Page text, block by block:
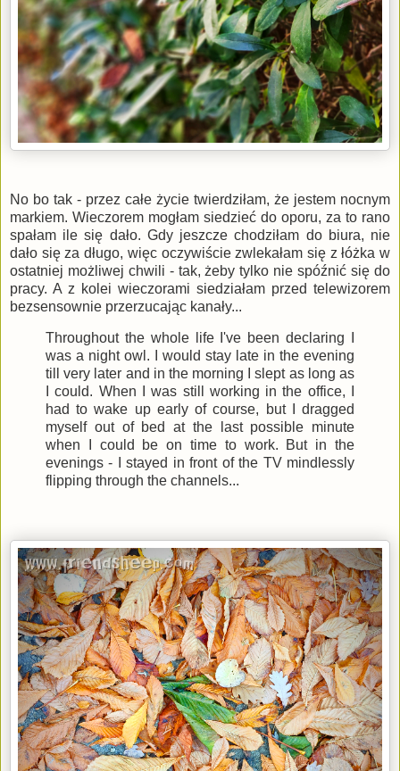
No bo tak - przez całe życie twierdziłam, że jestem nocnym
markiem. Wieczorem mogłam siedzieć do oporu, za to rano
spałam ile się dało. Gdy jeszcze chodziłam do biura, nie
dało się za długo, więc oczywiście zwlekałam się z łóżka w
ostatniej możliwej chwili - tak, żeby tylko nie spóźnić się do
pracy. A z kolei wieczorami siedziałam przed telewizorem
bezsensownie przerzucając kanały...
Throughout the whole life I've been declaring I
was a night owl. I would stay late in the evening
till very later and in the morning I slept as long as
I could. When I was still working in the office, I
had to wake up early of course, but I dragged
myself out of bed at the last possible minute
when I could be on time to work. But in the
evenings - I stayed in front of the TV mindlessly
flipping through the channels...